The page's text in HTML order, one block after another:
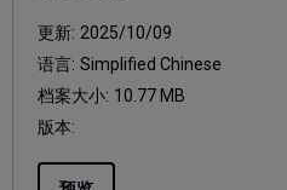
更新: 2025/10/09
语言: Simplified Chinese
档案大小: 10.77 MB
版本: